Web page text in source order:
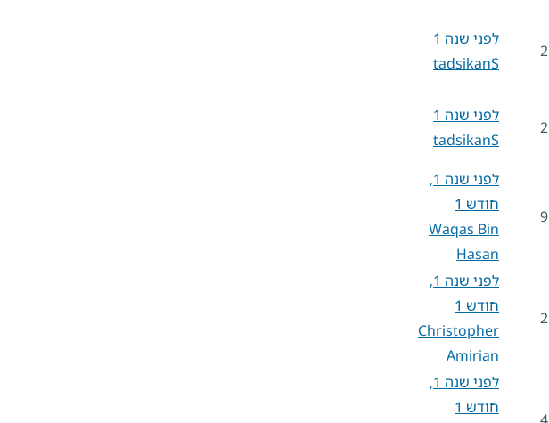
2
לפני שנה 1
tadsikanS
2
לפני שנה 1
tadsikanS
9
לפני שנה 1,
חודש 1
Waqas Bin
Hasan
2
לפני שנה 1,
חודש 1
Christopher
Amirian
4
לפני שנה 1,
חודש 1